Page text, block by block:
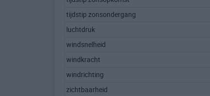
tijdstip zonsondergang
luchtdruk
windsnelheid
windkracht
windrichting
zichtbaarheid